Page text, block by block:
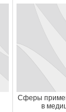
Сферы
в